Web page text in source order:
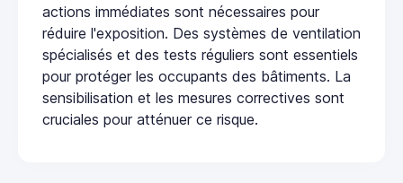
actions immédiates sont nécessaires pour
réduire l'exposition. Des systèmes de ventilation
spécialisés et des tests réguliers sont essentiels
pour protéger les occupants des bâtiments. La
sensibilisation et les mesures correctives sont
cruciales pour atténuer ce risque.